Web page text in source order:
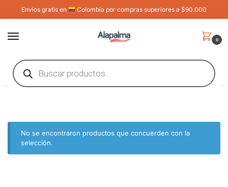
Envíos gratis en Colombia por compras superiores a $90.000
0
Inicio
Cuidado de la Piel
No se encontraron productos que concuerden con la
selección.